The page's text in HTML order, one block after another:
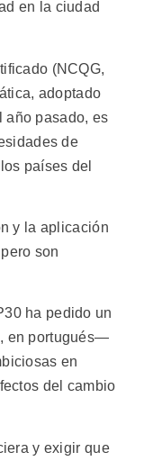
en la ciudad
(NCQG,
adoptado
año pasado, es
de
países del
y la aplicación
son
ha pedido un
en portugués—
en
del cambio
y exigir que